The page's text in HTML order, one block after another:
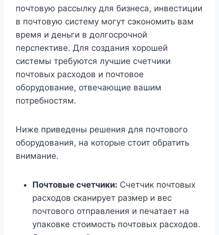
почтовую рассылку для бизнеса, инвестиции
в почтовую систему могут сэкономить вам
время и деньги в долгосрочной
перспективе. Для создания хорошей
системы требуются лучшие счетчики
почтовых расходов и почтовое
оборудование, отвечающие вашим
потребностям.
Ниже приведены решения для почтового
оборудования, на которые стоит обратить
внимание.
Почтовые счетчики: Счетчик почтовых
расходов сканирует размер и вес
почтового отправления и печатает на
упаковке стоимость почтовых расходов.